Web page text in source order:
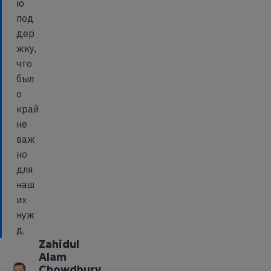
ю
под
дер
жку,
что
был
о
край
не
важ
но
для
наш
их
нуж
д.
Zahidul
Alam